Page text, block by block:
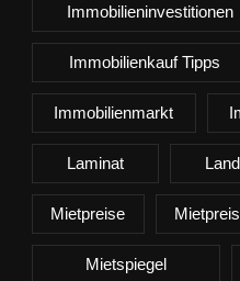
Immobilieninvestitionen
Immobilienkauf Tipps
Immobilienmarkt
Laminat
Mietpreise
Mietspiegel